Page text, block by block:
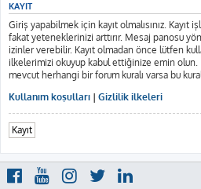
KAYIT
Giriş yapabilmek için kayıt olmalısınız. Kayıt
fakat yeteneklerinizi arttırır. Mesaj panosu
izinler verebilir. Kayıt olmadan önce lütfen
ilkelerimizi okuyup kabul ettiğinize emin
mevcut herhangi bir forum kuralı varsa bu
Kullanım koşulları | Gizlilik ilkeleri
Kayıt